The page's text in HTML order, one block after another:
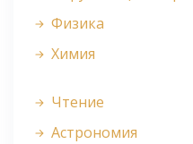
Физика
Химия
Чтение
Астрономия